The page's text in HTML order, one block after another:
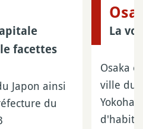
facettes
Japon ainsi
du
La
Osaka
ville du